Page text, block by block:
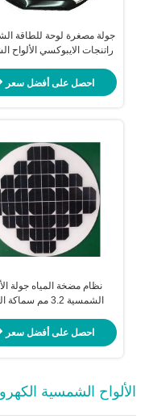
جولة مصغرة لوحة للطاقة
راتنجات الايبوكسي الألواح
احصل على أفضل سعر
نظام مضخة المياه جولة
الشمسية 3.2 مم
احصل على أفضل سعر
الألواح الشمسية